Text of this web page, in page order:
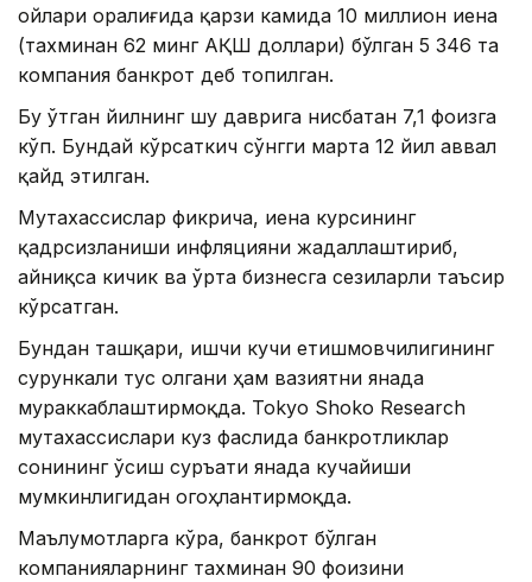
ойлари оралиғида қарзи камида 10 миллион иена
(тахминан 62 минг АҚШ доллари) бўлган 5 346 та
компания банкрот деб топилган.
Бу ўтган йилнинг шу даврига нисбатан 7,1 фоизга
кўп. Бундай кўрсаткич сўнгги марта 12 йил аввал
қайд этилган.
Мутахассислар фикрича, иена курсининг
қадрсизланиши инфляцияни жадаллаштириб,
айниқса кичик ва ўрта бизнесга сезиларли таъсир
кўрсатган.
Бундан ташқари, ишчи кучи етишмовчилигининг
сурункали тус олгани ҳам вазиятни янада
мураккаблаштирмоқда. Tokyo Shoko Research
мутахассислари куз фаслида банкротликлар
сонининг ўсиш суръати янада кучайиши
мумкинлигидан огоҳлантирмоқда.
Маълумотларга кўра, банкрот бўлган
компанияларнинг тахминан 90 фоизини